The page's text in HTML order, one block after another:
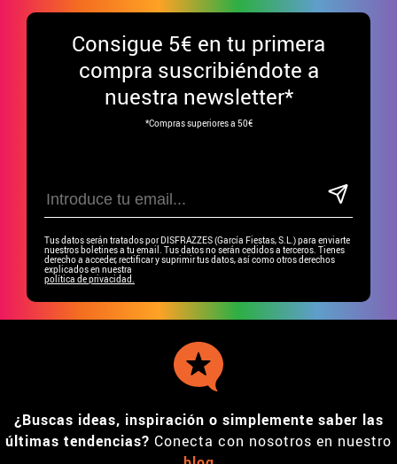
Consigue 5€ en tu primera
compra suscribiéndote a
nuestra newsletter*
*Compras superiores a 50€
Tus datos serán tratados por DISFRAZZES (García Fiestas, S.L.) para enviarte
nuestros boletines a tu email. Tus datos no serán cedidos a terceros. Tienes
derecho a acceder, rectificar y suprimir tus datos, así como otros derechos
explicados en nuestra
política de privacidad.
¿Buscas ideas, inspiración o simplemente saber las
últimas tendencias? Conecta con nosotros en nuestro